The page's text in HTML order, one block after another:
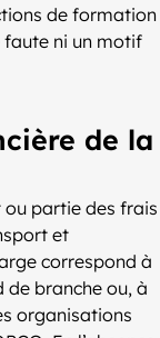
de formation
faute ni un motif
de la
ou partie des frais
et
correspond à
branche ou, à
organisations